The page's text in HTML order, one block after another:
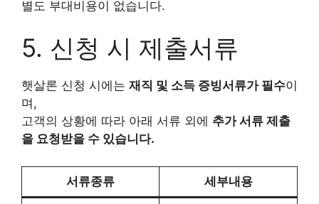
별도 부대비용이 없습니다.
5. 신청 시 제출서류
햇살론 신청 시에는 재직 및 소득 증빙서류가 필수이
며,
고객의 상황에 따라 아래 서류 외에 추가 서류 제출
을 요청받을 수 있습니다.
서류종류 세부내용